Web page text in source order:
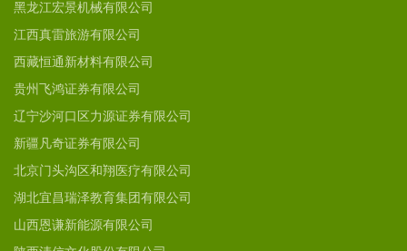
黑龙江宏景机械有限公司
江西真雷旅游有限公司
西藏恒通新材料有限公司
贵州飞鸿证券有限公司
辽宁沙河口区力源证券有限公司
新疆凡奇证券有限公司
北京门头沟区和翔医疗有限公司
湖北宜昌瑞泽教育集团有限公司
山西恩谦新能源有限公司